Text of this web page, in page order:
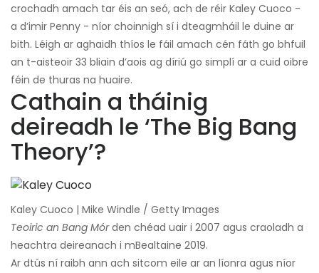
crochadh amach tar éis an seó, ach de réir Kaley Cuoco -
a d’imir Penny - níor choinnigh sí i dteagmháil le duine ar
bith. Léigh ar aghaidh thíos le fáil amach cén fáth go bhfuil
an t-aisteoir 33 bliain d’aois ag díriú go simplí ar a cuid oibre
féin de thuras na huaire.
Cathain a tháinig
deireadh le ‘The Big Bang
Theory’?
Kaley Cuoco | Mike Windle / Getty Images
Teoiric an Bang Mórden chéad uair i 2007 agus craoladh a
heachtra deireanach i mBealtaine 2019.
Ar dtús ní raibh ann ach sitcom eile ar an líonra agus níor